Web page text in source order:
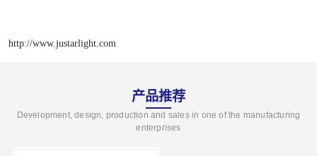
http://www.justarlight.com
产品推荐
Development, design, production and sales in one of the manufacturing
enterprises